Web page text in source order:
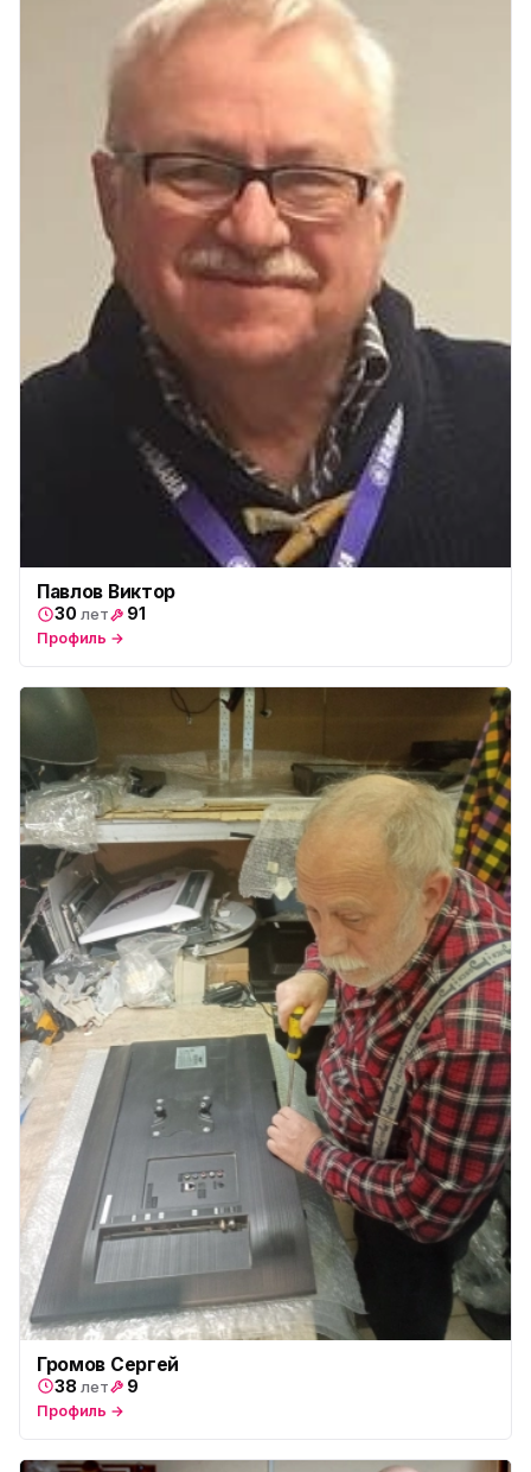
Юмедиа на Космонавтов
Юмедиа на Международной
ул. Белы Куна, 24к1
Юмедиа в Купчино
ул. Будапештская, 87-3
Юмедиа Сервис в Колпино
ул. Тверская 60, Колпино
ю
Юмедиа во Всеволожске
пр. Христиновский 28, Всеволожск
Павлов Виктор
30 лет 91
Профиль →
Громов Сергей
38 лет 9
Профиль →